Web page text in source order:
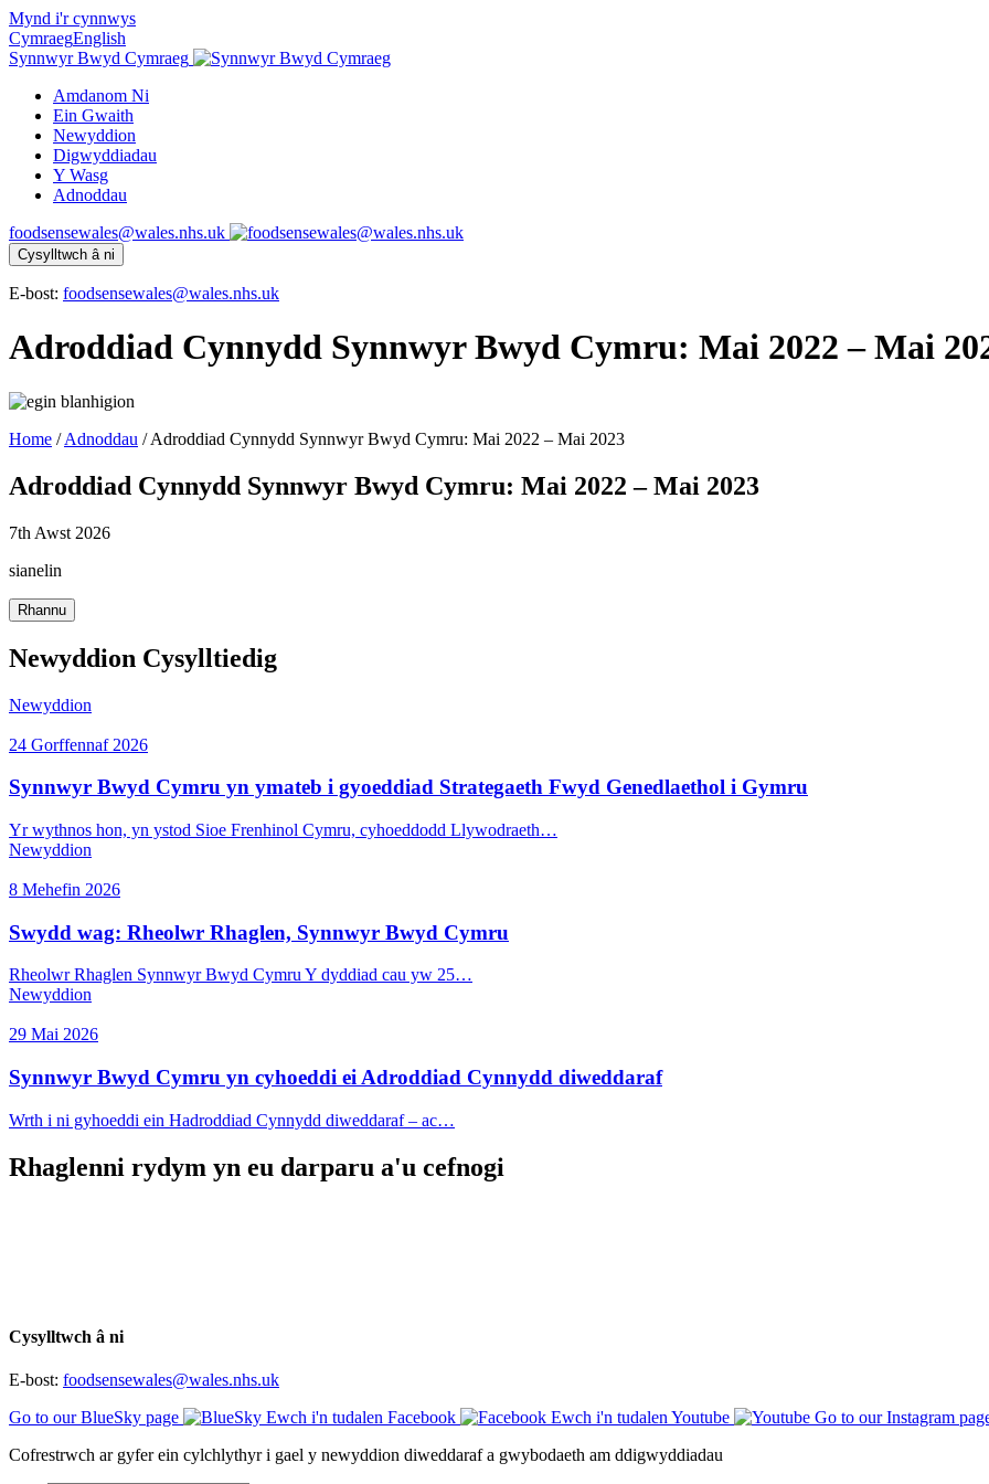
Mynd i'r cynnwys
CymraegEnglish
Synnwyr Bwyd Cymraeg
Amdanom Ni
Ein Gwaith
Newyddion
Digwyddiadau
Y Wasg
Adnoddau
foodsensewales@wales.nhs.uk
Cysylltwch â ni
E-bost: foodsensewales@wales.nhs.uk
Adroddiad Cynnydd Synnwyr Bwyd Cymru: Mai 2022 – Mai
Home /Adnoddau /Adroddiad Cynnydd Synnwyr Bwyd Cymru: Mai 2022 – Mai 2023
Adroddiad Cynnydd Synnwyr Bwyd Cymru: Mai 2022 – Mai 2023
7th Awst 2026
sianelin
Rhannu
Newyddion Cysylltiedig
Newyddion
24 Gorffennaf 2026
Synnwyr Bwyd Cymru yn ymateb i gyoeddiad Strategaeth Fwyd Genedlaethol i Gymru
Yr wythnos hon, yn ystod Sioe Frenhinol Cymru, cyhoeddodd Llywodraeth…
Newyddion
8 Mehefin 2026
Swydd wag: Rheolwr Rhaglen, Synnwyr Bwyd Cymru
Rheolwr Rhaglen Synnwyr Bwyd Cymru Y dyddiad cau yw 25…
Newyddion
29 Mai 2026
Synnwyr Bwyd Cymru yn cyhoeddi ei Adroddiad Cynnydd diweddaraf
Wrth i ni gyhoeddi ein Hadroddiad Cynnydd diweddaraf – ac…
Rhaglenni rydym yn eu darparu a'u cefnogi
Cysylltwch â ni
E-bost: foodsensewales@wales.nhs.uk
Go to our BlueSky page
Ewch i'n tudalen Facebook Ewch i'n tudalen Youtube
Go to our Instagram
Cofrestrwch ar gyfer ein cylchlythyr i gael y newyddion diweddaraf a gwybodaeth am ddigwyddiadau